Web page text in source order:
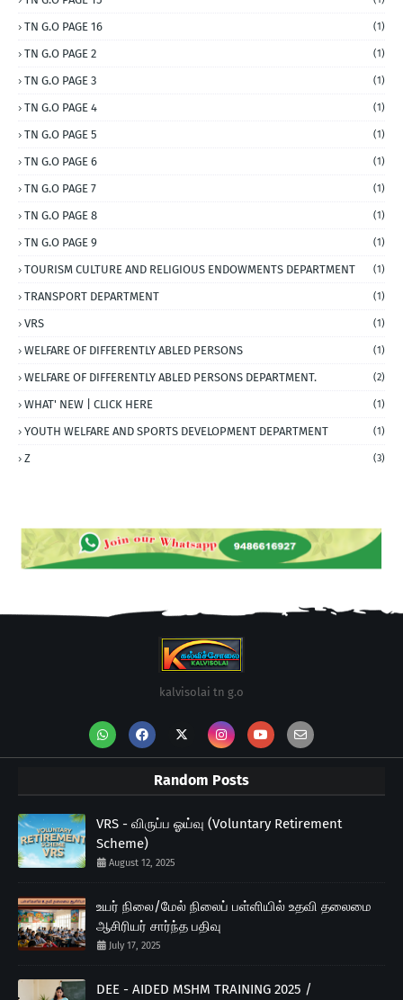
TN G.O PAGE 16 (1)
TN G.O PAGE 2 (1)
TN G.O PAGE 3 (1)
TN G.O PAGE 4 (1)
TN G.O PAGE 5 (1)
TN G.O PAGE 6 (1)
TN G.O PAGE 7 (1)
TN G.O PAGE 8 (1)
TN G.O PAGE 9 (1)
TOURISM CULTURE AND RELIGIOUS ENDOWMENTS DEPARTMENT (1)
TRANSPORT DEPARTMENT (1)
VRS (1)
WELFARE OF DIFFERENTLY ABLED PERSONS (1)
WELFARE OF DIFFERENTLY ABLED PERSONS DEPARTMENT. (2)
WHAT' NEW | CLICK HERE (1)
YOUTH WELFARE AND SPORTS DEVELOPMENT DEPARTMENT (1)
Z (3)
kalvisolai tn g.o
Random Posts
VRS - விருப்ப ஓய்வு (Voluntary Retirement
Scheme)
August 12, 2025
உயர் நிலை/மேல் நிலைப் பள்ளியில் உதவி தலைமை
ஆசிரியர் சார்ந்த பதிவு
July 17, 2025
DEE - AIDED MSHM TRAINING 2025 /